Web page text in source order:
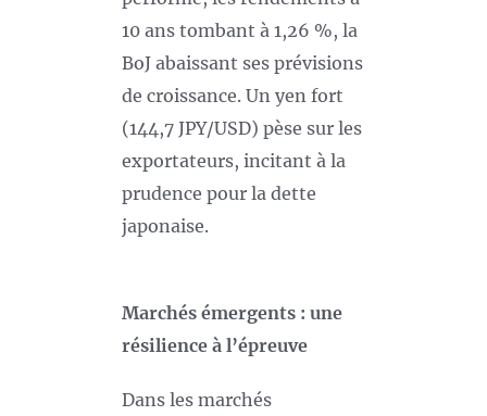
10 ans tombant à 1,26 %, la
BoJ abaissant ses prévisions
de croissance. Un yen fort
(144,7 JPY/USD) pèse sur les
exportateurs, incitant à la
prudence pour la dette
japonaise.
Marchés émergents : une
résilience à l’épreuve
Dans les marchés